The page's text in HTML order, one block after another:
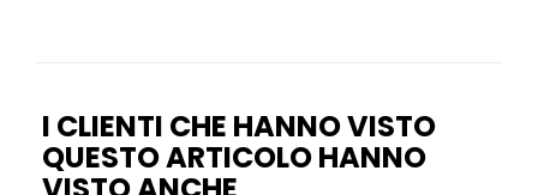
I CLIENTI CHE HANNO VISTO
QUESTO ARTICOLO HANNO